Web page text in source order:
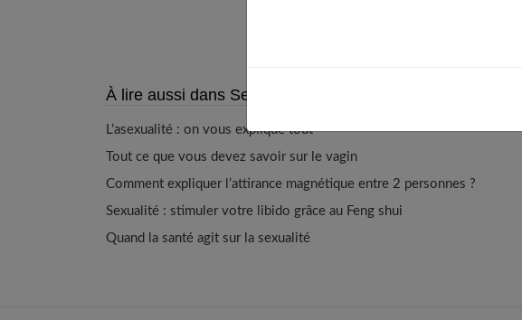
À lire aussi dans Sexo
L’asexualité : on vous explique tout
Tout ce que vous devez savoir sur le vagin
Comment expliquer l’attirance magnétique entre 2 personnes ?
Sexualité : stimuler votre libido grâce au Feng shui
Quand la santé agit sur la sexualité